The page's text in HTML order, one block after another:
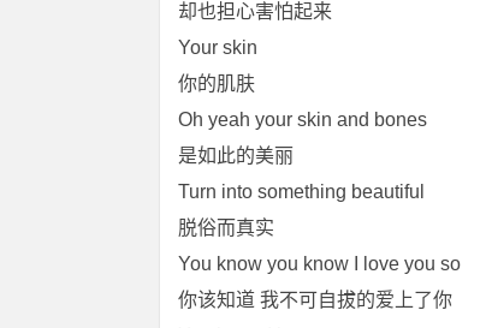
却也担心害怕起来
Your skin
你的肌肤
Oh yeah your skin and bones
是如此的美丽
Turn into something beautiful
脱俗而真实
You know you know I love you so
你该知道 我不可自拔的爱上了你